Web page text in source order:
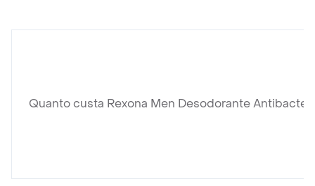
Quanto custa Rexona Men Desodorante